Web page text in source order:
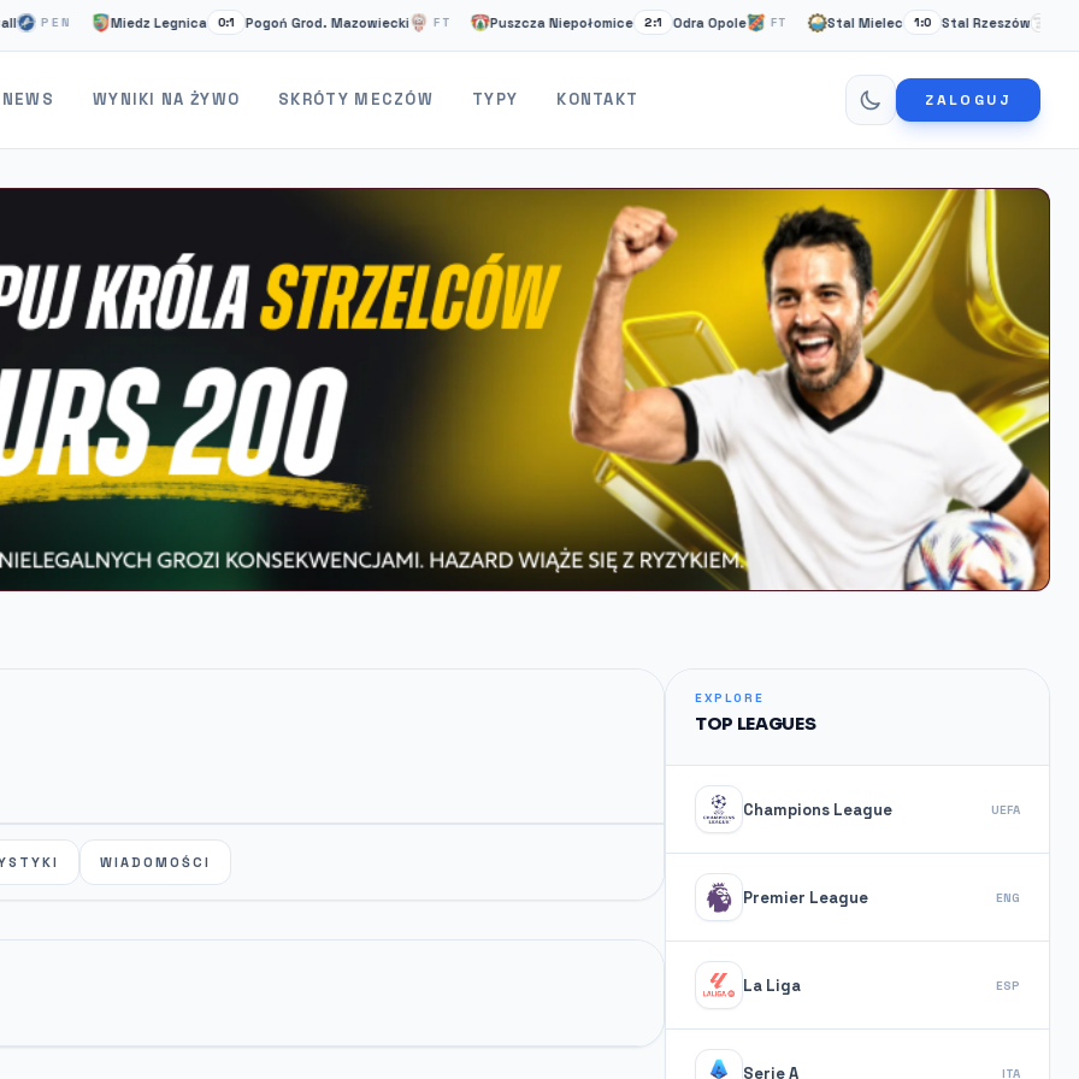
PEN Miedz Legnica 0:1 Pogoń Grod. Mazowiecki FT Puszcza Niepołomice 2:1 Odra Opole FT Stal Mielec 1:0 Stal Rzeszów FT
NEWS WYNIKI NA ŻYWO SKRÓTY MECZÓW TYPY KONTAKT ZALOGUJ
WIADOMOŚCI
EXPLORE
TOP LEAGUES
Champions League UEFA
Premier League ENG
La Liga ESP
Serie A ITA